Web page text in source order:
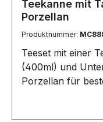
Teekanne mit
Porzellan
Produktnummer:
Teeset mit einer
(400ml) und
Porzellan für
eignet sich